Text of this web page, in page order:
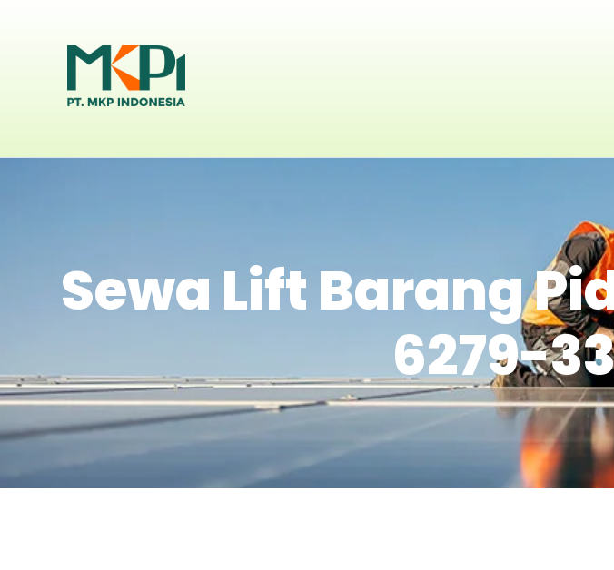
Sewa Lift Barang
6279-